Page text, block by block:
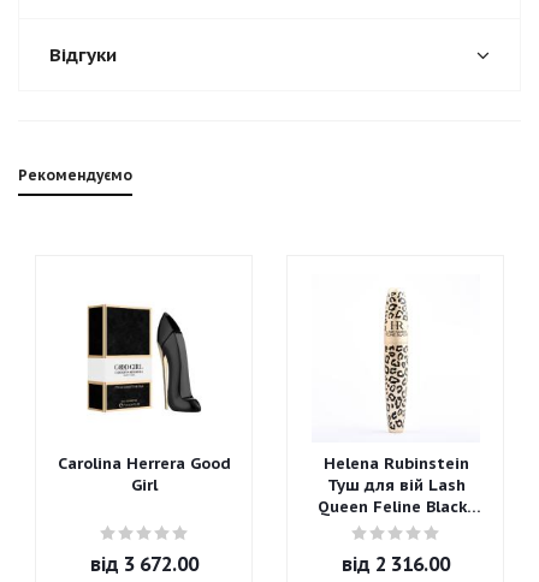
Відгуки
Рекомендуємо
Carolina Herrera Good
Girl
від 3 672.00
Helena Rubinstein
Туш для вій Lash
Queen Feline Blacks
Mascara
від 2 316.00